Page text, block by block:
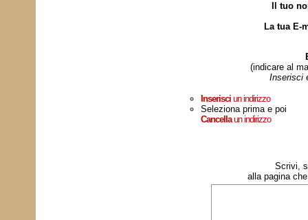
Il tuo
La tua E-
(indicare al
Inserisci
Inserisciun indirizzo
Seleziona prima e poi
Cancellaun indirizzo
Scrivi,
alla pagina